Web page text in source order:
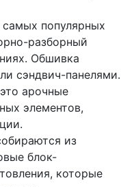
популярных
разборный
Обшивка
сэндвич-панелями.
арочные
элементов,
из
блок-
которые